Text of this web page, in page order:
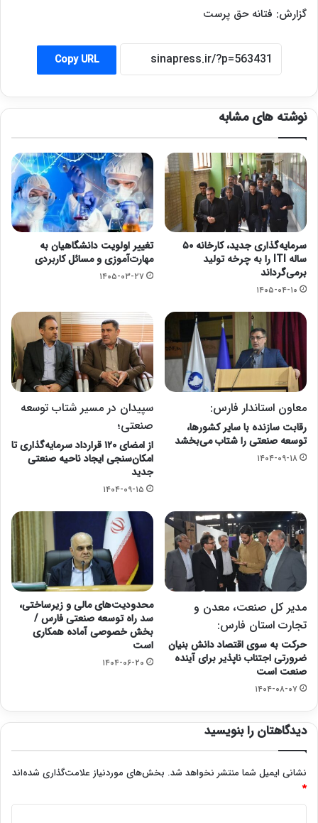
گزارش: فتانه حق پرست
Copy URL
نوشته های مشابه
سرمایه‌گذاری جدید، کارخانه ۵۰
ساله ITI را به چرخه تولید
برمی‌گرداند
۱۴۰۵-۰۴-۱۰
تغییر اولویت دانشگاهیان به
مهارت‌آموزی و مسائل کاربردی
۱۴۰۵-۰۳-۲۷
معاون استاندار فارس:
رقابت سازنده با سایر کشورها،
توسعه صنعتی را شتاب می‌بخشد
۱۴۰۴-۰۹-۱۸
سپیدان در مسیر شتاب توسعه
صنعتی؛
از امضای ۱۲۰ قرارداد سرمایه‌گذاری تا
امکان‌سنجی ایجاد ناحیه صنعتی
جدید
۱۴۰۴-۰۹-۱۵
مدیر کل صنعت، معدن و
تجارت استان فارس:
حرکت به سوی اقتصاد دانش بنیان
ضرورتی اجتناب ناپذیر برای آینده
صنعت است
۱۴۰۴-۰۸-۰۷
محدودیت‌های مالی و زیرساختی،
سد راه توسعه صنعتی فارس /
بخش خصوصی آماده همکاری
است
۱۴۰۴-۰۶-۲۰
دیدگاهتان را بنویسید
نشانی ایمیل شما منتشر نخواهد شد. بخش‌های موردنیاز علامت‌گذاری شده‌اند
*